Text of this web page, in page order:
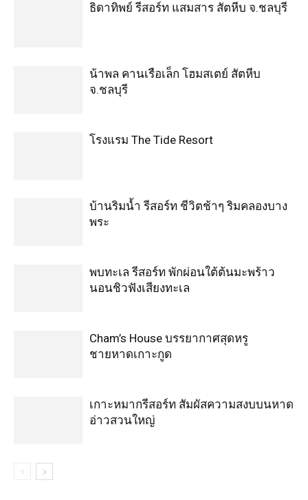
ธิดาทิพย์ รีสอร์ท แสมสาร สัตหีบ จ.ชลบุรี
น้าพล คานเรือเล็ก โฮมสเตย์ สัตหีบ
จ.ชลบุรี
โรงแรม The Tide Resort
บ้านริมน้ำ รีสอร์ท ชีวิตช้าๆ ริมคลองบาง
พระ
พบทะเล รีสอร์ท พักผ่อนใต้ต้นมะพร้าว
นอนชิวฟังเสียงทะเล
Cham’s House บรรยากาศสุดหรู
ชายหาดเกาะกูด
เกาะหมากรีสอร์ท สัมผัสความสงบบนหาด
อ่าวสวนใหญ่